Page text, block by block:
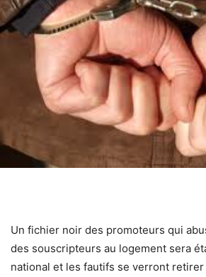
Un fichier noir des promoteurs qui
des souscripteurs au logement sera
national et les fautifs se verront